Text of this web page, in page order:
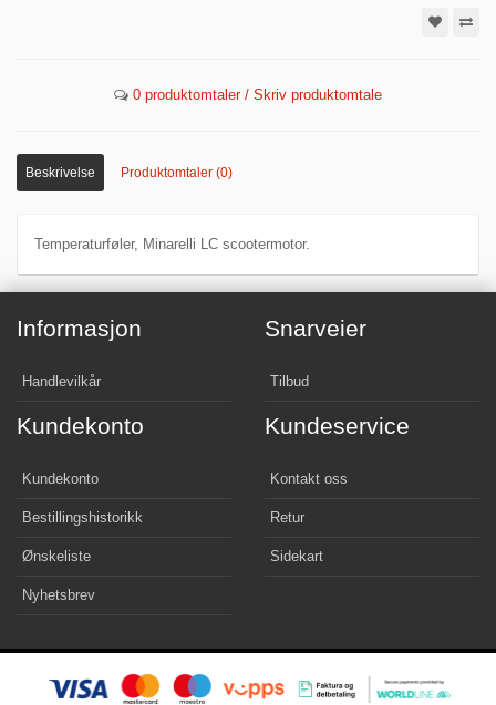
0 produktomtaler / Skriv produktomtale
Beskrivelse Produktomtaler (0)
Temperaturføler, Minarelli LC scootermotor.
Informasjon
Handlevilkår
Snarveier
Tilbud
Kundekonto
Kundekonto
Bestillingshistorikk
Ønskeliste
Nyhetsbrev
Kundeservice
Kontakt oss
Retur
Sidekart